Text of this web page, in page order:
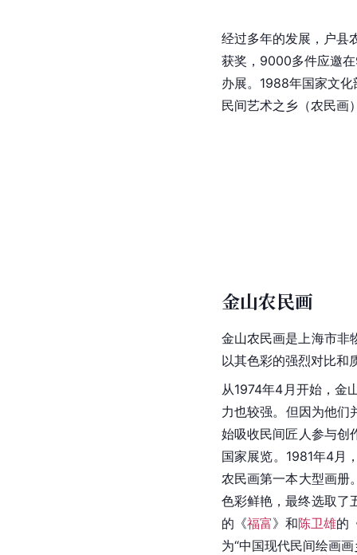
经过多年的发展，户县
获奖，9000多件应邀
办展。1988年国家文
民间艺术之乡（农民画
金山农民画
金山农民画是上海市非
以其色彩的强烈对比和
从1974年4月开始，金
力也较强。但因为他们
始吸收民间匠人参与创
国家展览。1981年4月
农民画第一本大型画册
色彩鲜艳，最终选取
的《福富》和陈卫雄的
为“中国现代民间绘画画